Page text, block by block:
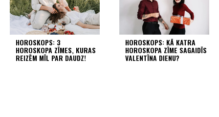
HOROSKOPS: 3
HOROSKOPA ZĪMES, KURAS
REIZĒM MĪL PAR DAUDZ!
HOROSKOPS: KĀ KATRA
HOROSKOPA ZĪME SAGAIDĪS
VALENTĪNA DIENU?